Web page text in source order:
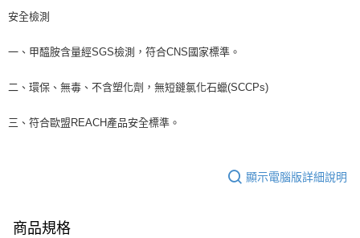
安全檢測
一、甲醯胺含量經SGS檢測，符合CNS國家標準。
二、環保、無毒、不含塑化劑，無短鏈氯化石蠟(SCCPs)
三、符合歐盟REACH產品安全標準。
顯示電腦版詳細說明
商品規格